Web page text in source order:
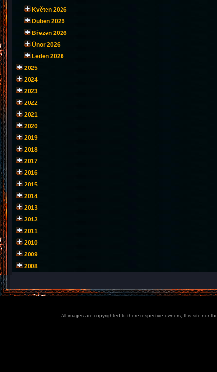
Květen 2026
Duben 2026
Březen 2026
Únor 2026
Leden 2026
2025
2024
2023
2022
2021
2020
2019
2018
2017
2016
2015
2014
2013
2012
2011
2010
2009
2008
All images are copyrighted to there respective owners, this site nor